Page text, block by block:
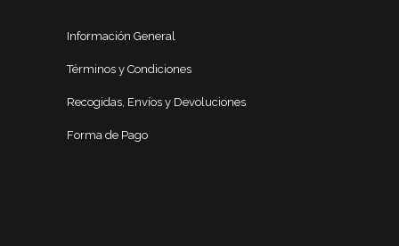
Información General
Términos y Condiciones
Recogidas, Envíos y Devoluciones
Forma de Pago